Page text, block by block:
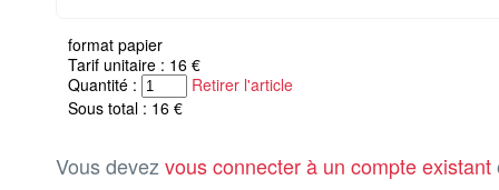
format papier
Tarif unitaire : 16 €
Quantité :
Retirer l'article
Sous total : 16 €
Vous devez vous connecter à un compte existant